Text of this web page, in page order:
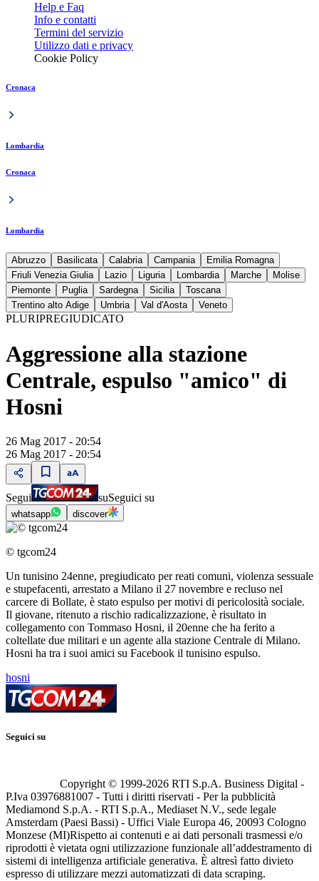
Help e Faq
Info e contatti
Termini del servizio
Utilizzo dati e privacy
Cookie Policy
Cronaca
Lombardia
Cronaca
Lombardia
Abruzzo Basilicata Calabria Campania
Emilia Romagna
Friuli Venezia Giulia
Lazio Liguria Lombardia Marche
Molise
Piemonte
Puglia Sardegna Sicilia
Toscana
Trentino alto Adige
Umbria Val d'Aosta Veneto
PLURIPREGIUDICATO
Aggressione alla stazione
Centrale, espulso "amico" di
Hosni
26 Mag 2017 - 20:54
26 Mag 2017 - 20:54
Segui suSeguici su
whatsapp discover
© tgcom24
Un tunisino 24enne, pregiudicato per reati comuni, violenza sessuale
e stupefacenti, arrestato a Milano il 27 novembre e recluso nel
carcere di Bollate, è stato espulso per motivi di pericolosità sociale.
Il giovane, ritenuto a rischio radicalizzazione, è risultato in
collegamento con Tommaso Hosni, il 20enne che ha ferito a
coltellate due militari e un agente alla stazione Centrale di Milano.
Hosni ha tra i suoi amici su Facebook il tunisino espulso.
hosni
Seguici su
Copyright © 1999-2026 RTI S.p.A. Business Digital -
P.Iva 03976881007 - Tutti i diritti riservati - Per la pubblicità
Mediamond S.p.A. - RTI S.p.A., Mediaset N.V., sede legale
Amsterdam (Paesi Bassi) - Uffici Viale Europa 46, 20093 Cologno
Monzese (MI)Rispetto ai contenuti e ai dati personali trasmessi e/o
riprodotti è vietata ogni utilizzazione funzionale all’addestramento di
sistemi di intelligenza artificiale generativa. È altresì fatto divieto
espresso di utilizzare mezzi automatizzati di data scraping.